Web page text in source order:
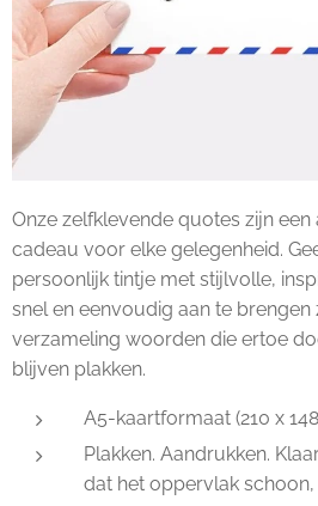
Onze zelfklevende quotes zijn
cadeau voor elke gelegenheid.
persoonlijk tintje met stijlvolle,
snel en eenvoudig aan te brengen
verzameling woorden die ertoe
blijven plakken.
A5-kaartformaat (210 x
Plakken. Aandrukken.
dat het oppervlak